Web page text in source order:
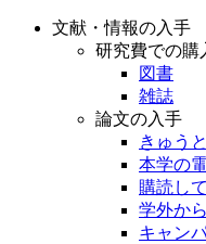
文献・情報の入手
研究費での購
図書
雑誌
論文の入手
きゅう
本学の
購読し
学外か
キャン